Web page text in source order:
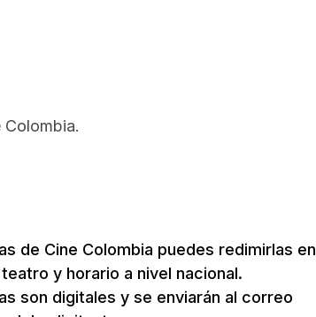
de Cine Colombia puedes redimirlas en
y horario a nivel nacional.
son digitales y se enviarán al correo